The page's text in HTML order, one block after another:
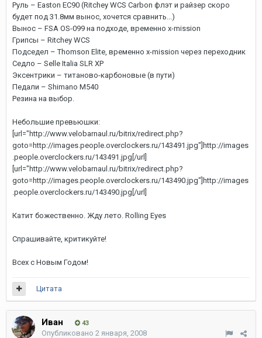
Руль – Easton EC90 (Ritchey WCS Carbon флэт и райзер скоро
будет под 31.8мм вынос, хочется сравнить...)
Вынос – FSA OS-099 на подходе, временно x-mission
Грипсы – Ritchey WCS
Подседел – Thomson Elite, временно x-mission через переходник
Седло – Selle Italia SLR XP
Эксентрики – титаново-карбоновые (в пути)
Педали – Shimano M540
Резина на выбор.
Небольшие превьюшки:
[url="http://www.velobarnaul.ru/bitrix/redirect.php?
goto=http://images.people.overclockers.ru/143491.jpg"]http://images
.people.overclockers.ru/143491.jpg[/url]
[url="http://www.velobarnaul.ru/bitrix/redirect.php?
goto=http://images.people.overclockers.ru/143490.jpg"]http://images
.people.overclockers.ru/143490.jpg[/url]
Катит божественно. Жду лето. Rolling Eyes
Спрашивайте, критикуйте!
Всех с Новым Годом!
Цитата
Иван 43
Опубликовано 2 января, 2008